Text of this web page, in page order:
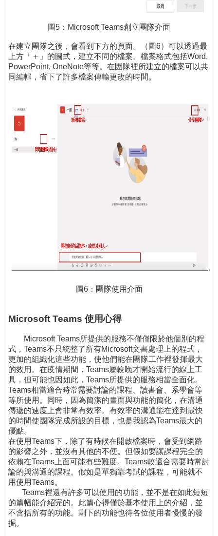
圖5：Microsoft Teams創立團隊介面
在建立團隊之後，會看到下方的頁面。（圖6）可以透過最
上方「＋」的圖式，建立不同的檔案。檔案格式包括Word,
PowerPoint, OneNote等等。在團隊裡所建立的檔案可以共
同編輯，省下了許多檔案傳輸更改的時間。
圖6：團隊使用介面
Microsoft Teams 使用心得
Microsoft Teams所提供的服務不僅僅限於他個別的程
式，Teams不只統整了所有Microsoft文書處理上的程式，
更加的組織化這些功能，使他們能在團隊工作裡發揮最大
的效用。在疫情期間，Teams屬較晚才開始流行的線上工
具，但可能也因如此，Teams所提供的服務相當全面化。
Teams相當適合時常需要討論的課程、讀書會、系學會等
等所使用。同時，因為簡潔的畫面與功能的簡化，在溝通
傳遞的速度上會非常有效率。有效率的溝通能在達到最快
的時間使團隊完成所設的目標，也是我認為Teams最大的
優點。
在使用Teams下，除了有時候在開啟檔案時，會受到網路
的影響之外，並沒有其他的不便。但假如要讓課程完全的
依賴在Teams上面可能有些難度。Teams較適合需要時常討
論的與溝通的課程。假如是單獨靠考試的課程，可能就不
用使用Teams。
Teams裡還有許多可以使用的功能，並不是在如此短短
的篇幅能介紹完的。此篇心得僅於基本使用上的介紹，並
不含括所有的功能。剩下的功能也待各位使用者慢慢的發
掘。